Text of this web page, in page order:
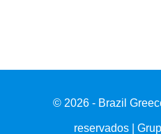
© 2026 - Brazil
reservados |